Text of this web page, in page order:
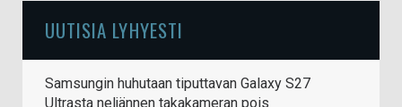
UUTISIA LYHYESTI
Samsungin huhutaan tiputtavan Galaxy S27
Ultrasta neljännen takakameran pois